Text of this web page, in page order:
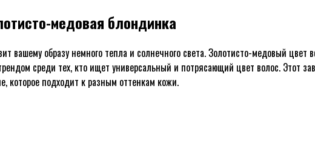
медовая блондинка
вашему образу немного тепла и солнечного света. Золотисто-медовый
среди тех, кто ищет универсальный и потрясающий цвет волос. Этот
которое подходит к разным оттенкам кожи.